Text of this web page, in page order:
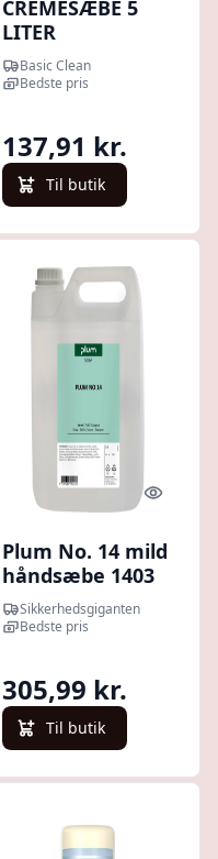
CREMESÆBE 5
LITER
Basic Clean
Bedste pris
137,91 kr.
Til butik
Quick
Plum No. 14 mild
håndsæbe 1403
5000 ml | Sæbe |
Håndsæbe |
Sikkerhedsgiganten
Bedste pris
305,99 kr.
Til butik